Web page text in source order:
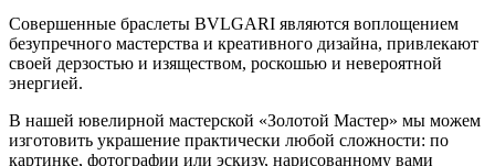
Совершенные браслеты BVLGARI являются воплощением
безупречного мастерства и креативного дизайна, привлекают
своей дерзостью и изяществом, роскошью и невероятной
энергией.
В нашей ювелирной мастерской «Золотой Мастер» мы можем
изготовить украшение практически любой сложности: по
картинке, фотографии или эскизу, нарисованному вами